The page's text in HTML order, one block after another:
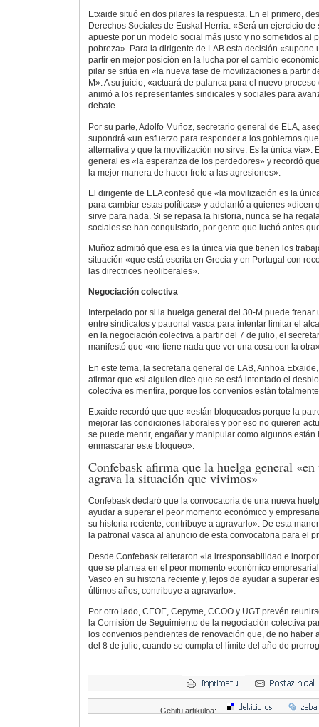
Etxaide situó en dos pilares la respuesta. En el primero,
Derechos Sociales de Euskal Herria. «Será un ejercicio
apueste por un modelo social más justo y no sometidos al
pobreza». Para la dirigente de LAB esta decisión «supone
partir en mejor posición en la lucha por el cambio
pilar se sitúa en «la nueva fase de movilizaciones a partir
M». A su juicio, «actuará de palanca para el nuevo
animó a los representantes sindicales y sociales para
debate.
Por su parte, Adolfo Muñoz, secretario general de ELA,
supondrá «un esfuerzo para responder a los gobiernos
alternativa y que la movilización no sirve. Es la única vía».
general es «la esperanza de los perdedores» y recordó
la mejor manera de hacer frete a las agresiones».
El dirigente de ELA confesó que «la movilización es la
para cambiar estas políticas» y adelantó a quienes «dicen
sirve para nada. Si se repasa la historia, nunca se ha
sociales se han conquistado, por gente que luchó antes
Muñoz admitió que esa es la única vía que tienen los
situación «que está escrita en Grecia y en Portugal con
las directrices neoliberales».
Negociación colectiva
Interpelado por si la huelga general del 30-M puede frenar
entre sindicatos y patronal vasca para intentar limitar el
en la negociación colectiva a partir del 7 de julio, el
manifestó que «no tiene nada que ver una cosa con la
En este tema, la secretaria general de LAB, Ainhoa
afirmar que «si alguien dice que se está intentado el
colectiva es mentira, porque los convenios están
Etxaide recordó que que «están bloqueados porque la
mejorar las condiciones laborales y por eso no quieren
se puede mentir, engañar y manipular como algunos están
enmascarar este bloqueo».
Confebask afirma que la huelga general «en
agrava la situación que vivimos»
Confebask declaró que la convocatoria de una nueva
ayudar a superar el peor momento económico y
su historia reciente, contribuye a agravarlo». De esta
la patronal vasca al anuncio de esta convocatoria para el
Desde Confebask reiteraron «la irresponsabilidad e
que se plantea en el peor momento económico
Vasco en su historia reciente y, lejos de ayudar a superar
últimos años, contribuye a agravarlo».
Por otro lado, CEOE, Cepyme, CCOO y UGT prevén
la Comisión de Seguimiento de la negociación colectiva
los convenios pendientes de renovación que, de no haber
del 8 de julio, cuando se cumpla el límite del año de
Gehitu artikuloa: